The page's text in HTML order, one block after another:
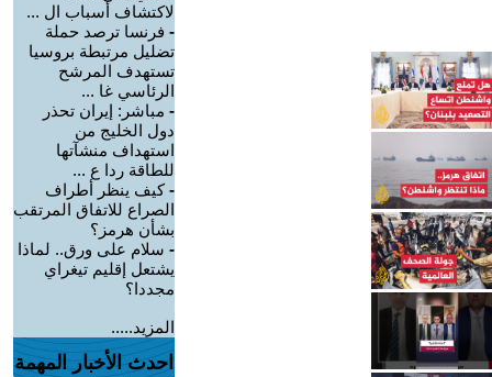
لاكتشاف أسباب ال ...
- فرنسا ترصد حملة
تضليل مرتبطة بروسيا
تستهدف المرشح
الرئاسي غا ...
- مباشر: إيران تحذر
دول الخليج من
استهداف منشآتها
للطاقة ردا ع ...
-كيف ينظر أطراف
الصراع للاتفاق المرتقب
بشأن هرمز؟
- سلام على ورق.. لماذا
يشتعل إقليم تيغراي
مجددا؟
المزيد.....
احدث الأخبار المهمة